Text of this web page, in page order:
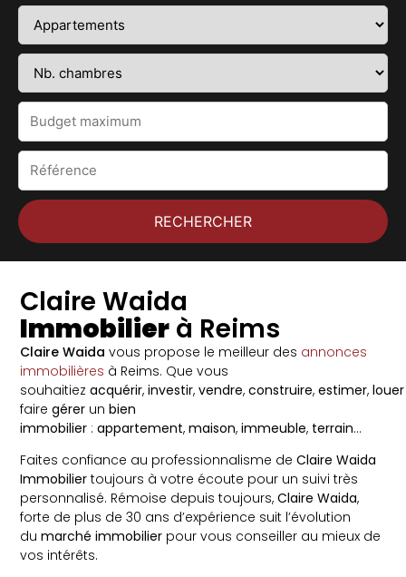
Claire Waida
Immobilier à Reims
Claire Waida vous propose le meilleur des annonces
immobilières à Reims. Que vous
souhaitiezacquérir,investir,vendre,construire,estimer,louer
fairegérer unbien
immobilier :appartement,maison,immeuble, terrain…
Faites confiance au professionnalisme de Claire Waida
Immobilier toujours à votre écoute pour un suivi très
personnalisé. Rémoise depuis toujours,Claire Waida,
forte de plus de 30 ans d’expérience suit l’évolution
dumarché immobilier pour vous conseiller au mieux de
vos intérêts.